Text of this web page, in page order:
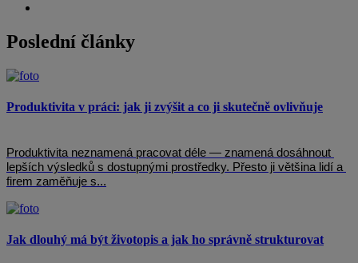
Poslední články
Produktivita v práci: jak ji zvýšit a co ji skutečně ovlivňuje
Produktivita neznamená pracovat déle — znamená dosáhnout
lepších výsledků s dostupnými prostředky. Přesto ji většina lidí a
firem zaměňuje s...
Jak dlouhý má být životopis a jak ho správně strukturovat